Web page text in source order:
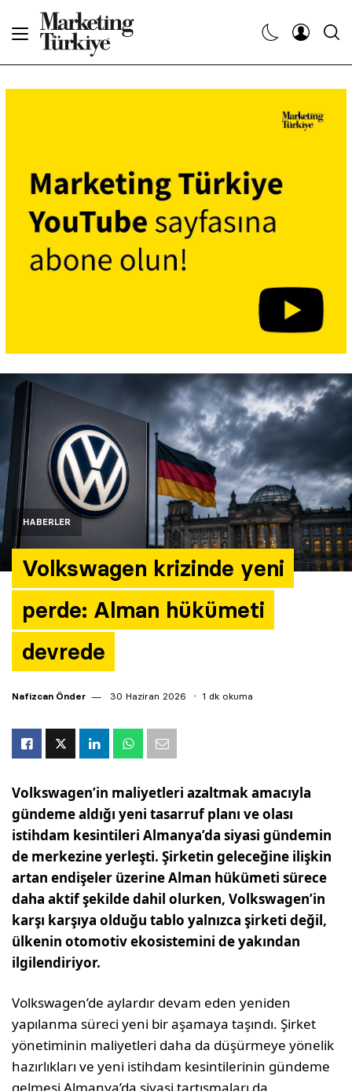
HABERLER
Volkswagen krizinde yeni
perde: Alman hükümeti
devrede
Nafizcan Önder 30 Haziran 2026 1 dk okuma
Volkswagen’in maliyetleri azaltmak amacıyla
gündeme aldığı yeni tasarruf planı ve olası
istihdam kesintileri Almanya’da siyasi gündemin
de merkezine yerleşti. Şirketin geleceğine ilişkin
artan endişeler üzerine Alman hükümeti sürece
daha aktif şekilde dahil olurken, Volkswagen’in
karşı karşıya olduğu tablo yalnızca şirketi değil,
ülkenin otomotiv ekosistemini de yakından
ilgilendiriyor.
Volkswagen’de aylardır devam eden yeniden
yapılanma süreci yeni bir aşamaya taşındı. Şirket
yönetiminin maliyetleri daha da düşürmeye yönelik
hazırlıkları ve yeni istihdam kesintilerinin gündeme
Dergiler
Etkinlikler
Araştırma